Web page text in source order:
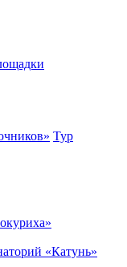
Тур
«Катунь»